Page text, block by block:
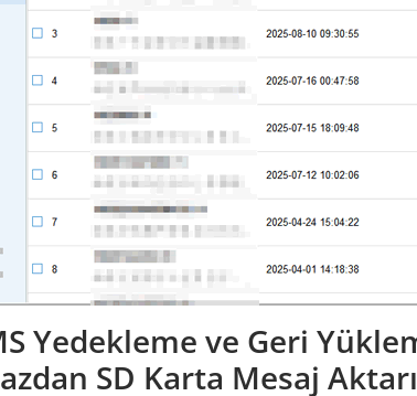
Yedekleme ve Geri
SD Karta Mesaj